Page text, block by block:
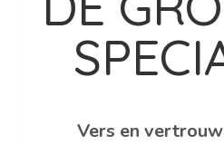
Vers en